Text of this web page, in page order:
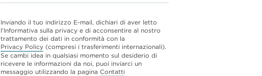
Inviando il tuo indirizzo E-mail, dichiari di aver letto
l'Informativa sulla privacy e di acconsentire al nostro
trattamento dei dati in conformità con la
Privacy Policy (compresi i trasferimenti internazionali).
Se cambi idea in qualsiasi momento sul desiderio di
ricevere le informazioni da noi, puoi inviarci un
messaggio utilizzando la pagina Contatti